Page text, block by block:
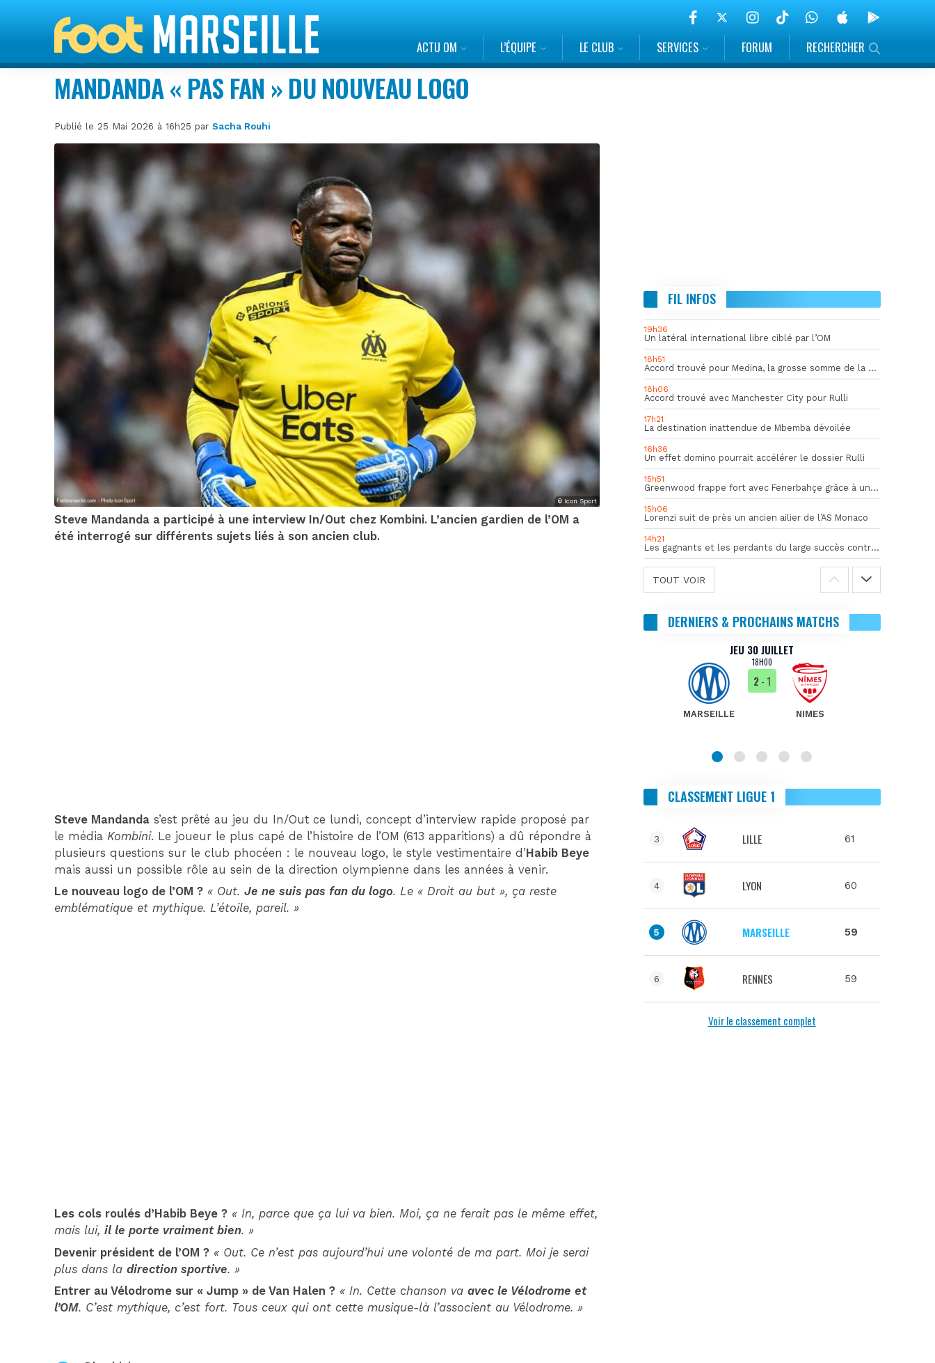
ACTU OM L’ÉQUIPE LE CLUB SERVICES FORUM RECHERCHER
MANDANDA « PAS FAN » DU NOUVEAU LOGO
Publié le 25 Mai 2026 à 16h25 parSacha Rouhi
© Icon Sport
Steve Mandanda a participé à une interview In/Out chez Kombini. L’ancien gardien de l’OM a
été interrogé sur différents sujets liés à son ancien club.
Steve Mandanda s’est prêté au jeu du In/Out ce lundi, concept d’interview rapide proposé par
le média Kombini. Le joueur le plus capé de l’histoire de l’OM (613 apparitions) a dû répondre à
plusieurs questions sur le club phocéen : le nouveau logo, le style vestimentaire d’Habib Beye
mais aussi un possible rôle au sein de la direction olympienne dans les années à venir.
Le nouveau logo de l’OM ? « Out.Je ne suis pas fan du logo. Le « Droit au but », ça reste
emblématique et mythique. L’étoile, pareil. »
Les cols roulés d’Habib Beye ? « In, parce que ça lui va bien. Moi, ça ne ferait pas le même effet,
mais lui,il le porte vraiment bien. »
Devenir président de l’OM ? « Out. Ce n’est pas aujourd’hui une volonté de ma part. Moi je serai
plus dans ladirection sportive. »
Entrer au Vélodrome sur « Jump » de Van Halen ? « In. Cette chanson vaavec le Vélodrome et
l’OM. C’est mythique, c’est fort. Tous ceux qui ont cette musique-là l’associent au Vélodrome. »
FIL INFOS
19h36
Un latéral international libre ciblé par l’OM
18h51
Accord trouvé pour Medina, la grosse somme de la vente dévoilée
18h06
Accord trouvé avec Manchester City pour Rulli
17h21
La destination inattendue de Mbemba dévoilée
16h36
Un effet domino pourrait accélérer le dossier Rulli
15h51
Greenwood frappe fort avec Fenerbahçe grâce à un but spectaculaire
15h06
Lorenzi suit de près un ancien ailier de l’AS Monaco
14h21
Les gagnants et les perdants du large succès contre Al Shahania
TOUT VOIR
DERNIERS & PROCHAINS MATCHS
JEU 30 JUILLET
18H00
MARSEILLE
2- 1
NIMES
CLASSEMENT LIGUE 1
3 LILLE 61
4 LYON 60
5 MARSEILLE 59
6 RENNES 59
Voir le classement complet